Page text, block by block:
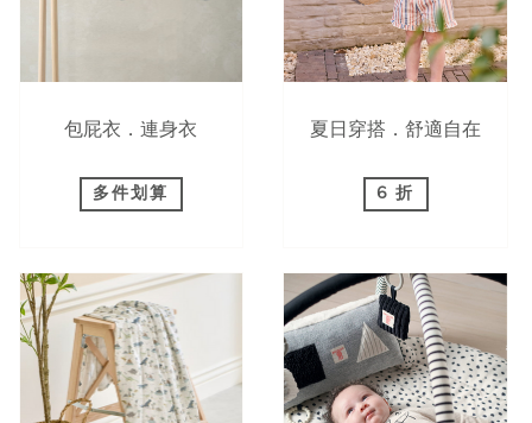
包屁衣．連身衣
多件划算
夏日穿搭．舒適自在
6 折